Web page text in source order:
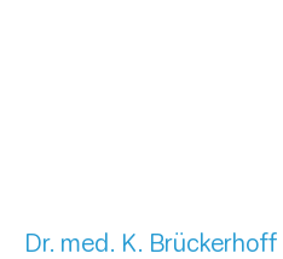
Dr. med. K. Brückerhoff